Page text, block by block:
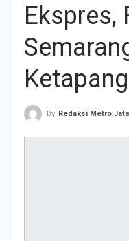
Ekspres,
By Redaksi Metro